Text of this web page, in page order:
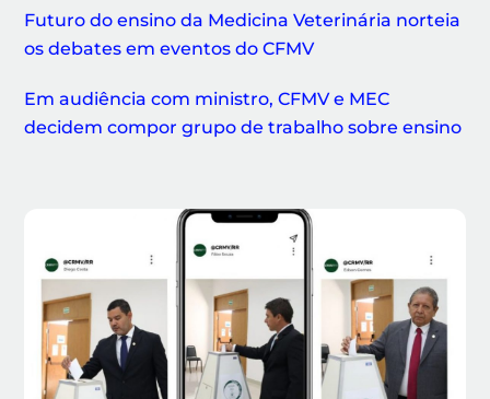
Futuro do ensino da Medicina Veterinária norteia
os debates em eventos do CFMV
Em audiência com ministro, CFMV e MEC
decidem compor grupo de trabalho sobre ensino